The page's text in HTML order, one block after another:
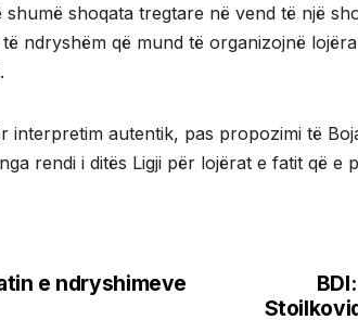
shoqata tregtare në vend të një
ndryshëm që mund të organizojnë
interpretim autentik, pas propozimi të
rendi i ditës Ligji për lojërat e fatit që
e ndryshimeve